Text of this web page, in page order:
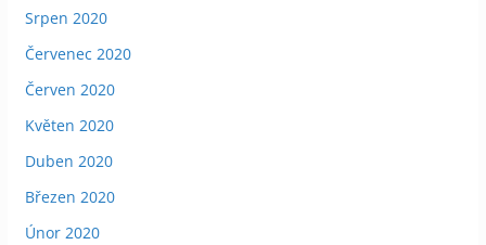
Srpen 2020
Červenec 2020
Červen 2020
Květen 2020
Duben 2020
Březen 2020
Únor 2020